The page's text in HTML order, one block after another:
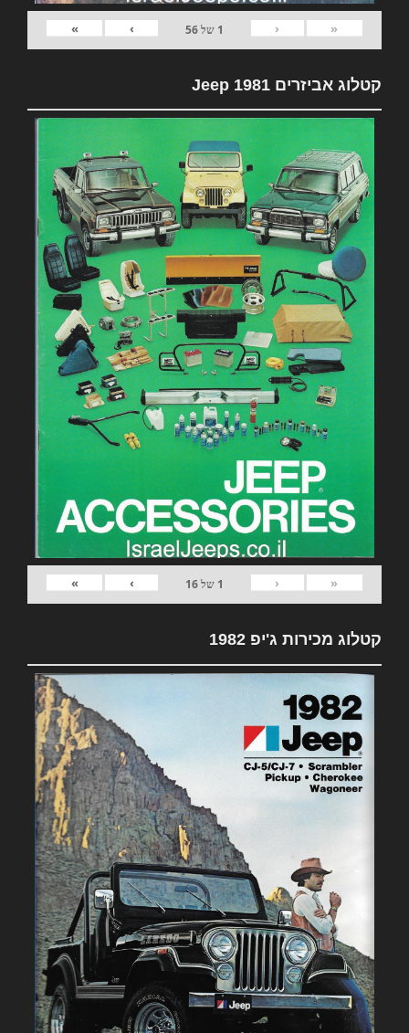
«
‹
1 של56
›
»
קטלוג אביזרים 1981 Jeep
«
‹
1 של16
›
»
קטלוג מכירות ג'יפ 1982